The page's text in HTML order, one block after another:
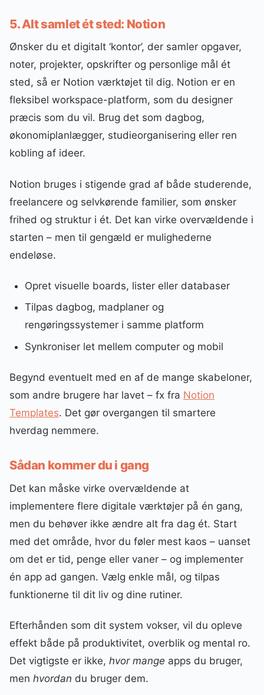
5. Alt samlet ét sted: Notion
Ønsker du et digitalt ‘kontor’, der samler opgaver,
noter, projekter, opskrifter og personlige mål ét
sted, så er Notion værktøjet til dig. Notion er en
fleksibel workspace-platform, som du designer
præcis som du vil. Brug det som dagbog,
økonomiplanlægger, studieorganisering eller ren
kobling af ideer.
Notion bruges i stigende grad af både studerende,
freelancere og selvkørende familier, som ønsker
frihed og struktur i ét. Det kan virke overvældende i
starten – men til gengæld er mulighederne
endeløse.
Opret visuelle boards, lister eller databaser
Tilpas dagbog, madplaner og
rengøringssystemer i samme platform
Synkroniser let mellem computer og mobil
Begynd eventuelt med en af de mange skabeloner,
som andre brugere har lavet – fx fra Notion
Templates. Det gør overgangen til smartere
hverdag nemmere.
Sådan kommer du i gang
Det kan måske virke overvældende at
implementere flere digitale værktøjer på én gang,
men du behøver ikke ændre alt fra dag ét. Start
med det område, hvor du føler mest kaos – uanset
om det er tid, penge eller vaner – og implementer
én app ad gangen. Vælg enkle mål, og tilpas
funktionerne til dit liv og dine rutiner.
Efterhånden som dit system vokser, vil du opleve
effekt både på produktivitet, overblik og mental ro.
Det vigtigste er ikke, hvor mange apps du bruger,
men hvordan du bruger dem.